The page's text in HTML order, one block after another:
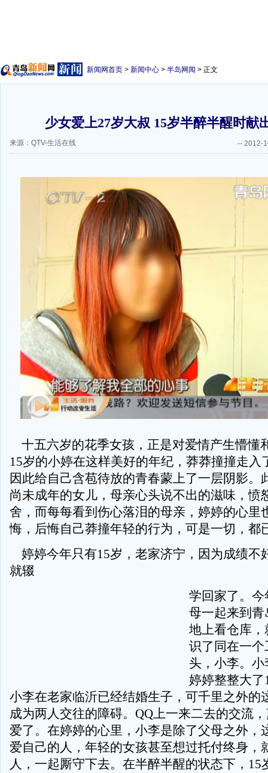
新闻网首页 > 新闻中心 > 半岛网闻 > 正文
少女爱上27岁大叔 15岁半醉半醒时献
来源：QTV-生活在线 -- 2012-
十五六岁的花季女孩，正是对爱情产生懵懂
15岁的小婷在这样美好的年纪，莽莽撞撞走入
因此给自己含苞待放的青春蒙上了一层阴影。
尚未成年的女儿，母亲心头说不出的滋味，愤
舍，而每每看到伤心落泪的母亲，婷婷的心里
悔，后悔自己莽撞年轻的行为，可是一切，都
婷婷今年只有15岁，老家济宁，因为成绩不
就辍
学回家了。
母一起来到
地上看仓库
识了同在一
头，小李。
婷婷整整大
小李在老家临沂已经结婚生子，可千里之外的
成为两人交往的障碍。QQ上一来二去的交流
爱了。在婷婷的心里，小李是除了父母之外，
爱自己的人，年轻的女孩甚至想过托付终身，
人，一起厮守下去。在半醉半醒的状态下，15